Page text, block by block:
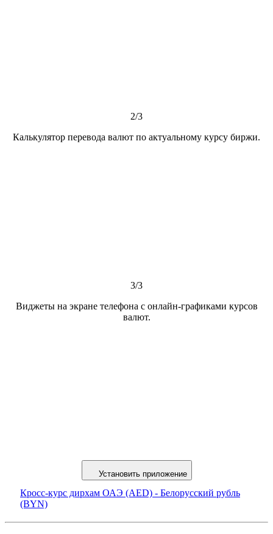
2/3
Калькулятор перевода валют по актуальному курсу биржи.
3/3
Виджеты на экране телефона с онлайн-графиками курсов
валют.
Установить приложение
Кросс-курс дирхам ОАЭ (AED) - Белорусский рубль
(BYN)